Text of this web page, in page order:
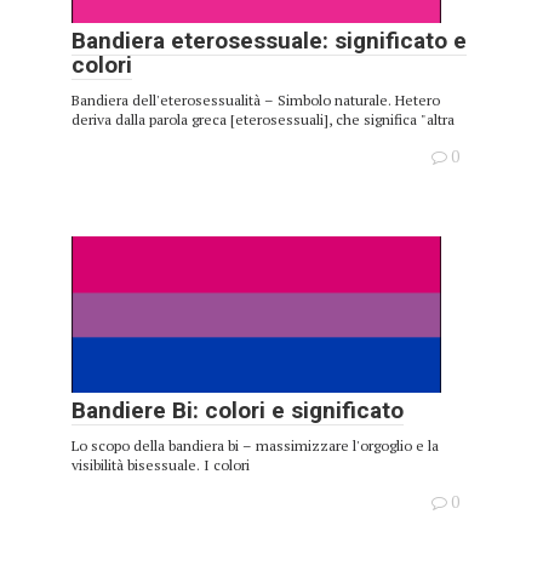
Bandiera eterosessuale: significato e
colori
Bandiera dell'eterosessualità – Simbolo naturale. Hetero
deriva dalla parola greca [eterosessuali], che significa "altra
0
Bandiere Bi: colori e significato
Lo scopo della bandiera bi – massimizzare l'orgoglio e la
visibilità bisessuale. I colori
0